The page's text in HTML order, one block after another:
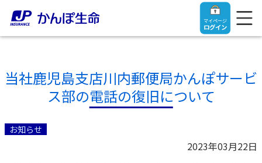
マイページ
ログイン
トップ
ご契約者さま
当社鹿児島支店川内郵便局かんぽサービ
ス部の電話の復旧について
お知らせ
2023年03月22日